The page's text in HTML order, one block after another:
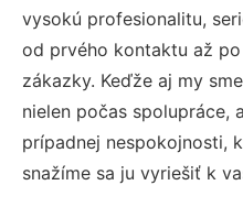
vysokú profesionalitu,
od prvého kontaktu až
zákazky. Keďže aj my
nielen počas spolupráce,
prípadnej nespokojnosti,
snažíme sa ju vyriešiť k